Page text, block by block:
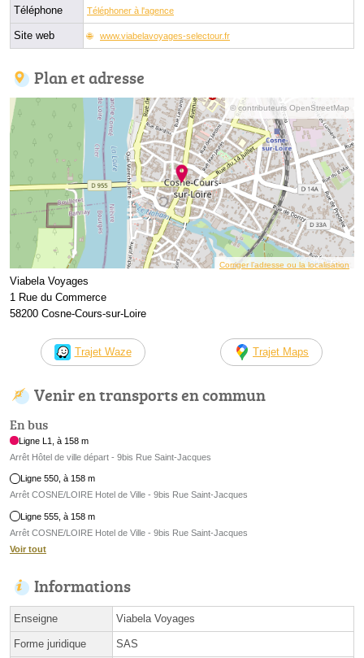
Téléphone Téléphoner à l'agence
Site web www.viabelavoyages-selectour.fr
Plan et adresse
© contributeurs OpenStreetMap
Corriger l’adresse ou la localisation
Viabela Voyages
1 Rue du Commerce
58200 Cosne-Cours-sur-Loire
Trajet Waze Trajet Maps
Venir en transports en commun
En bus
Ligne L1, à 158 m
Arrêt Hôtel de ville départ - 9bis Rue Saint-Jacques
Ligne 550, à 158 m
Arrêt COSNE/LOIRE Hotel de Ville - 9bis Rue Saint-Jacques
Ligne 555, à 158 m
Arrêt COSNE/LOIRE Hotel de Ville - 9bis Rue Saint-Jacques
Voir tout
Informations
Enseigne Viabela Voyages
Forme juridique SAS